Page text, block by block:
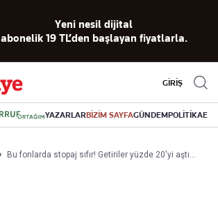
Yeni nesil dijital
abonelik 19 TL’den başlayan fiyatlarla.
GİRİŞ
YAZARLARBİZİM SAYFAGÜNDEMPOLİTİKA
Bu fonlarda stopaj sıfır! Getiriler yüzde 20'yi aştı...